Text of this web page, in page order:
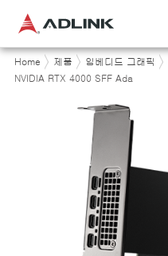
Home 제품 임베디드 그래픽
NVIDIA RTX 4000 SFF Ada